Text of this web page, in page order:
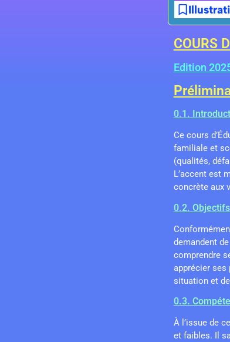
COURS
Edition
0.1.
Ce cours
familiale et
(qualités,
L’accent est
concrète aux
0.2.
demandent
comprendre
apprécier ses
situation et
0.3.
À l’issue de
et faibles. Il